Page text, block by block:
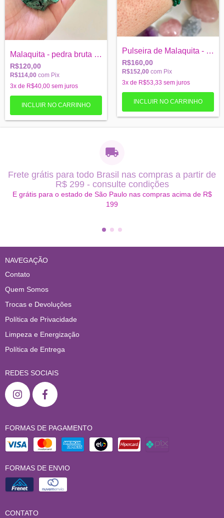
Malaquita - pedra bruta - Poder e Saúde
R$120,00
R$114,00 com Pix
3x de R$40,00 sem juros
Pulseira de Malaquita - Saúde e Poder Pe...
R$160,00
R$152,00 com Pix
3x de R$53,33 sem juros
Frete grátis para todo Brasil nas compras a partir de
R$ 299 - consulte condições
E grátis para o estado de São Paulo nas compras acima de R$
199
NAVEGAÇÃO
Contato
Quem Somos
Trocas e Devoluções
Política de Privacidade
Limpeza e Energização
Política de Entrega
REDES SOCIAIS
FORMAS DE PAGAMENTO
FORMAS DE ENVIO
CONTATO